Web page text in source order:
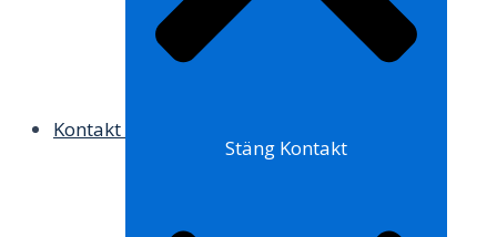
Kontakt
Stäng Kontakt